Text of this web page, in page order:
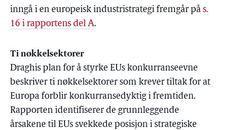
inngå i en europeisk industristrategi fremgår på s.
16 i rapportens del A.
Ti nøkkelsektorer
Draghis plan for å styrke EUs konkurranseevne
beskriver ti nøkkelsektorer som krever tiltak for at
Europa forblir konkurransedyktig i fremtiden.
Rapporten identifiserer de grunnleggende
årsakene til EUs svekkede posisjon i strategiske